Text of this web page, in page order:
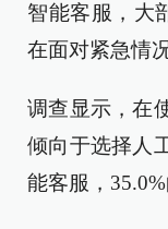
智能客服，大
在面对紧急情
调查显示，在
倾向于选择人
能客服，